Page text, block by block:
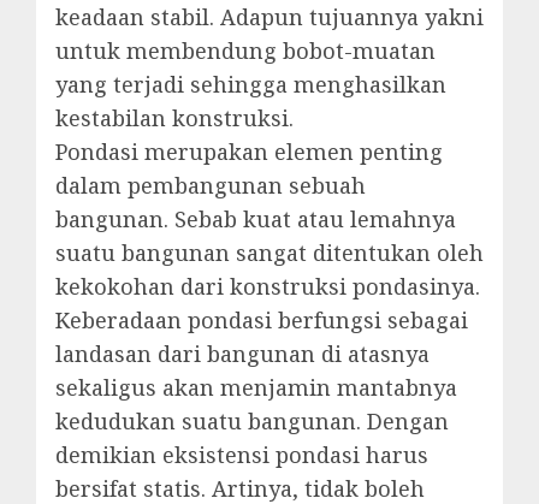
keadaan stabil. Adapun tujuannya yakni
untuk membendung bobot-muatan
yang terjadi sehingga menghasilkan
kestabilan konstruksi.
Pondasi merupakan elemen penting
dalam pembangunan sebuah
bangunan. Sebab kuat atau lemahnya
suatu bangunan sangat ditentukan oleh
kekokohan dari konstruksi pondasinya.
Keberadaan pondasi berfungsi sebagai
landasan dari bangunan di atasnya
sekaligus akan menjamin mantabnya
kedudukan suatu bangunan. Dengan
demikian eksistensi pondasi harus
bersifat statis. Artinya, tidak boleh